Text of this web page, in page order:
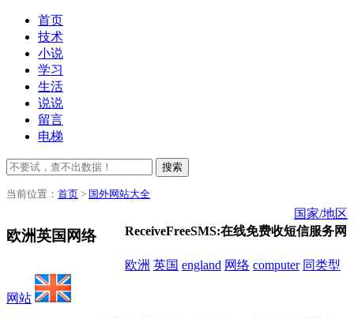
首页
技术
小说
学习
生活
说说
留言
电梯
搜索
当前位置： 首页 > 国外网站大全
欧洲英国网络
国家/地区
ReceiveFreeSMS:在线免费收短信服务网
欧洲 英国 england 网络 computer 同类型
网站